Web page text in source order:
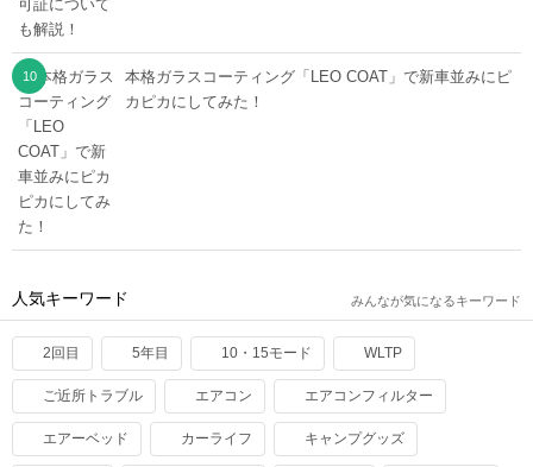
本格ガラスコーティング「LEO COAT」で新車並みにピ
カピカにしてみた！
人気キーワード みんなが気になるキーワード
2回目 5年目 10・15モード WLTP
ご近所トラブル エアコン エアコンフィルター
エアーベッド カーライフ キャンプグッズ